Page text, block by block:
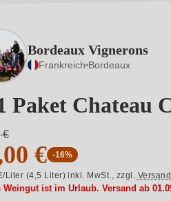
Bordeaux Vignerons
Frankreich Bordeaux
Paket Chateau
€
€ -16%
Liter (4,5 Liter) inkl. MwSt., zzgl. Versand
Weingut ist im Urlaub. Versand ab
Geschmack, Anlass, Weinnamen,
Kriterien.